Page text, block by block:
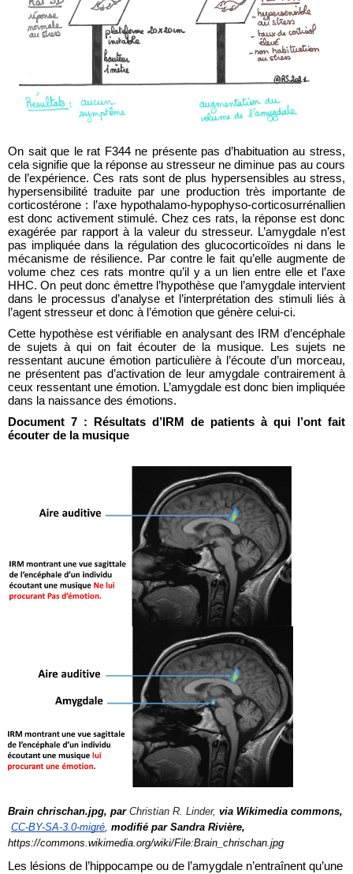
On sait que le rat F344 ne présente pas d’habituation au stress,
cela signifie que la réponse au stresseur ne diminue pas au cours
de l’expérience. Ces rats sont de plus hypersensibles au stress,
hypersensibilité traduite par une production très importante de
corticostérone : l’axe hypothalamo-hypophyso-corticosurrénallien
est donc activement stimulé. Chez ces rats, la réponse est donc
exagérée par rapport à la valeur du stresseur. L’amygdale n’est
pas impliquée dans la régulation des glucocorticoïdes ni dans le
mécanisme de résilience. Par contre le fait qu’elle augmente de
volume chez ces rats montre qu’il y a un lien entre elle et l’axe
HHC. On peut donc émettre l’hypothèse que l’amygdale intervient
dans le processus d’analyse et l’interprétation des stimuli liés à
l’agent stresseur et donc à l’émotion que génère celui-ci.
Cette hypothèse est vérifiable en analysant des IRM d’encéphale
de sujets à qui on fait écouter de la musique. Les sujets ne
ressentant aucune émotion particulière à l’écoute d’un morceau,
ne présentent pas d’activation de leur amygdale contrairement à
ceux ressentant une émotion. L’amygdale est donc bien impliquée
dans la naissance des émotions.
Document 7 : Résultats d’IRM de patients à qui l’ont fait
écouter de la musique
Brain chrischan.jpg, par Christian R. Linder,
CC-BY-SA-3.0-migré
https://commons.wikimedia.org/wiki/File:Brain_chrischan.jpg
Les lésions de l’hippocampe ou de l’amygdale n’entraînent qu’une